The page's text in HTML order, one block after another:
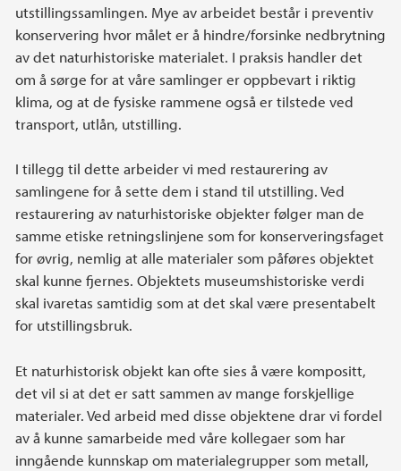
utstillingssamlingen. Mye av arbeidet består i preventiv
konservering hvor målet er å hindre/forsinke nedbrytning
av det naturhistoriske materialet. I praksis handler det
om å sørge for at våre samlinger er oppbevart i riktig
klima, og at de fysiske rammene også er tilstede ved
transport, utlån, utstilling.
I tillegg til dette arbeider vi med restaurering av
samlingene for å sette dem i stand til utstilling. Ved
restaurering av naturhistoriske objekter følger man de
samme etiske retningslinjene som for konserveringsfaget
for øvrig, nemlig at alle materialer som påføres objektet
skal kunne fjernes. Objektets museumshistoriske verdi
skal ivaretas samtidig som at det skal være presentabelt
for utstillingsbruk.
Et naturhistorisk objekt kan ofte sies å være kompositt,
det vil si at det er satt sammen av mange forskjellige
materialer. Ved arbeid med disse objektene drar vi fordel
av å kunne samarbeide med våre kollegaer som har
inngående kunnskap om materialegrupper som metall,